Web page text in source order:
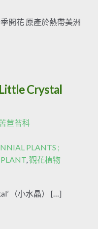
開花 原產於熱帶美洲
Crystal
苣苔科
PLANTS ;
, 觀花植物
（小水晶） […]